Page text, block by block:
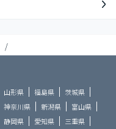
/
山形県 福島県
茨城県
神奈川県 新潟県
富山県
静岡県 愛知県 三重県